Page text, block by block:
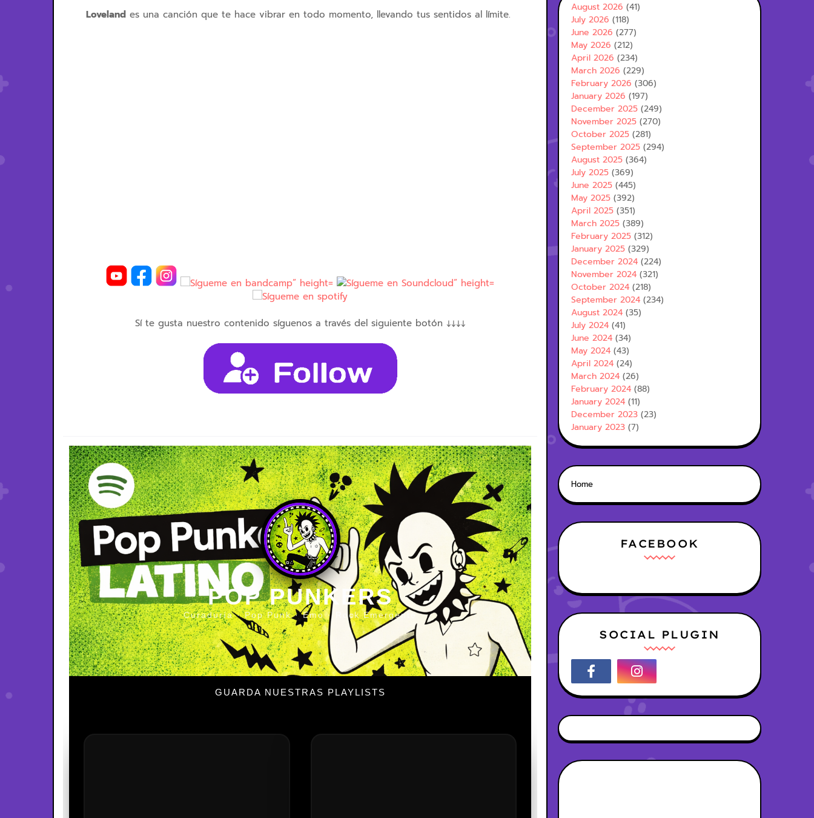
Loveland es una canción que te hace vibrar en todo momento, llevando tus sentidos al límite.
Sí te gusta nuestro contenido síguenos a través del siguiente botón ↓↓↓↓
POP PUNKERS
Curaduría · Pop Punk · Emo · Rock Emergente
GUARDA NUESTRAS PLAYLISTS
August 2026 (41)
July 2026 (118)
June 2026 (277)
May 2026 (212)
April 2026 (234)
March 2026 (229)
February 2026 (306)
January 2026 (197)
December 2025 (249)
November 2025 (270)
October 2025 (281)
September 2025 (294)
August 2025 (364)
July 2025 (369)
June 2025 (445)
May 2025 (392)
April 2025 (351)
March 2025 (389)
February 2025 (312)
January 2025 (329)
December 2024 (224)
November 2024 (321)
October 2024 (218)
September 2024 (234)
August 2024 (35)
July 2024 (41)
June 2024 (34)
May 2024 (43)
April 2024 (24)
March 2024 (26)
February 2024 (88)
January 2024 (11)
December 2023 (23)
January 2023 (7)
Home
FACEBOOK
SOCIAL PLUGIN